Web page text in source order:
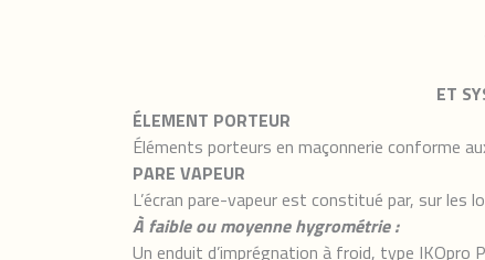
ET
ÉLEMENT PORTEUR
Éléments porteurs en maçonnerie conforme
PARE VAPEUR
L’écran pare-vapeur est constitué par, sur les
À faible ou moyenne hygrométrie :
Un enduit d’imprégnation à froid, type IKOpro